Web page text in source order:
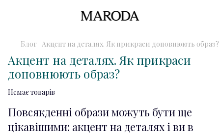
Блог Акцент на деталях. Як прикраси доповнюють образ?
Акцент на деталях. Як прикраси
доповнюють образ?
Немає товарів
Повсякденні образи можуть бути ще
цікавішими: акцент на деталях і ви в